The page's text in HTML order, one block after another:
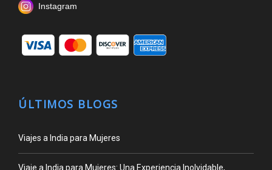
Instagram
ÚLTIMOS BLOGS
Viajes a India para Mujeres
Viaje a India para Mujeres: Una Experiencia Inolvidable,